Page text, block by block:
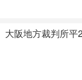
大阪地方裁判所平